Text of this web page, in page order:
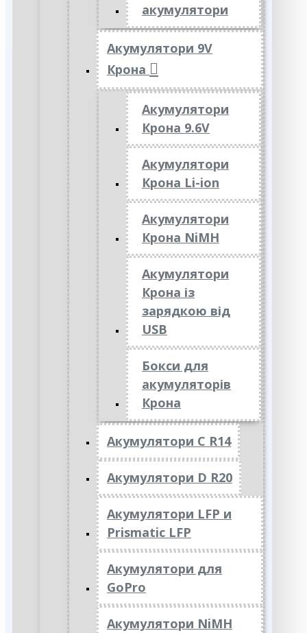
акумулятори
Акумулятори 9V
Крона
Акумулятори
Крона 9.6V
Акумулятори
Крона Li-ion
Акумулятори
Крона NiMH
Акумулятори
Крона із
зарядкою від
USB
Бокси для
акумуляторів
Крона
Акумулятори C R14
Акумулятори D R20
Акумулятори LFP и
Prismatic LFP
Акумулятори для
GoPro
Акумулятори NiMH